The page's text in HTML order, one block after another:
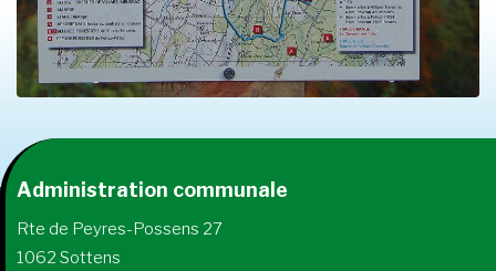
Administration communale
Rte de Peyres-Possens 27
1062 Sottens